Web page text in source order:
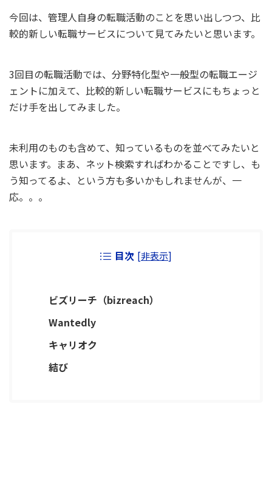
今回は、管理人自身の転職活動のことを思い出しつつ、比
較的新しい転職サービスについて見てみたいと思います。
3回目の転職活動では、分野特化型や一般型の転職エージ
ェントに加えて、比較的新しい転職サービスにもちょっと
だけ手を出してみました。
未利用のものも含めて、知っているものを並べてみたいと
思います。まあ、ネット検索すればわかることですし、も
う知ってるよ、という方も多いかもしれませんが、一
応。。。
目次 [非表示]
ビズリーチ（bizreach）
Wantedly
キャリオク
結び